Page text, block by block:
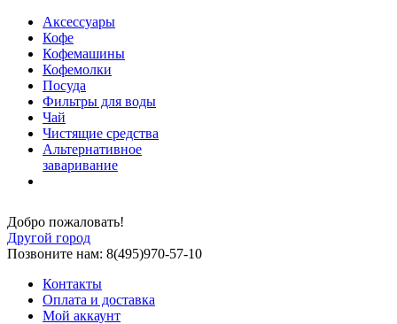
Аксессуары
Кофе
Кофемашины
Кофемолки
Посуда
Фильтры для воды
Чай
Чистящие средства
Альтернативное
заваривание
Добро пожаловать!
Другой город
Позвоните нам: 8(495)970-57-10
Контакты
Оплата и доставка
Мой аккаунт